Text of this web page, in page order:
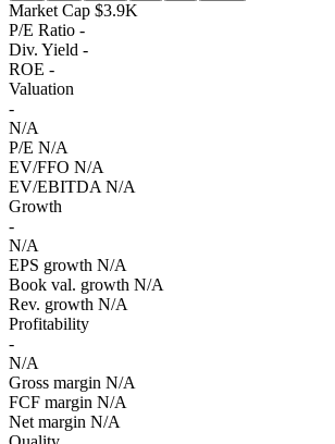
Market Cap $3.9K
P/E Ratio -
Div. Yield -
ROE -
Valuation
-
N/A
P/E N/A
EV/FFO N/A
EV/EBITDA N/A
Growth
-
N/A
EPS growth N/A
Book val. growth N/A
Rev. growth N/A
Profitability
-
N/A
Gross margin N/A
FCF margin N/A
Net margin N/A